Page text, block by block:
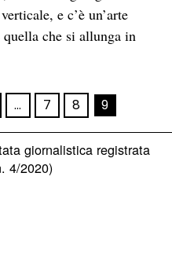
e c’è un’arte
quella che si allunga in
… 7 8 9
giornalistica registrata
4/2020)